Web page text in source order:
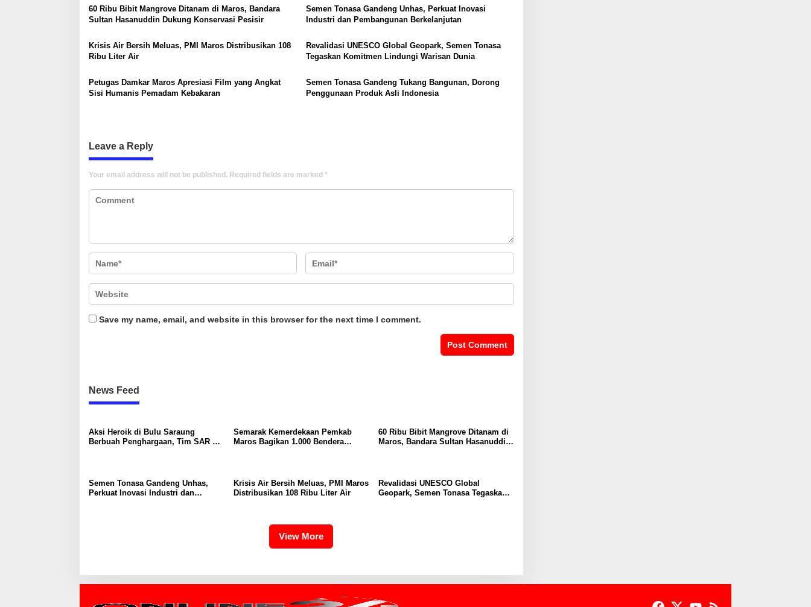
g
a
t
i
o
n
60 Ribu Bibit Mangrove Ditanam di Maros, Bandara
Sultan Hasanuddin Dukung Konservasi Pesisir
Semen Tonasa Gandeng Unhas, Perkuat Inovasi
Industri dan Pembangunan Berkelanjutan
Krisis Air Bersih Meluas, PMI Maros Distribusikan 108
Ribu Liter Air
Revalidasi UNESCO Global Geopark, Semen Tonasa
Tegaskan Komitmen Lindungi Warisan Dunia
Petugas Damkar Maros Apresiasi Film yang Angkat
Sisi Humanis Pemadam Kebakaran
Semen Tonasa Gandeng Tukang Bangunan, Dorong
Penggunaan Produk Asli Indonesia
Leave a Reply
Your email address will not be published. Required fields are marked *
Save my name, email, and website in this browser for the next time I comment.
News Feed
Aksi Heroik di Bulu Saraung
Berbuah Penghargaan, Tim SAR Dit
Semarak Kemerdekaan Pemkab
Maros Bagikan 1.000 Bendera
60 Ribu Bibit Mangrove Ditanam di
Maros, Bandara Sultan Hasanuddin
Semen Tonasa Gandeng Unhas,
Perkuat Inovasi Industri dan
Krisis Air Bersih Meluas, PMI Maros
Distribusikan 108 Ribu Liter Air
Revalidasi UNESCO Global
Geopark, Semen Tonasa Tegaskan
View More